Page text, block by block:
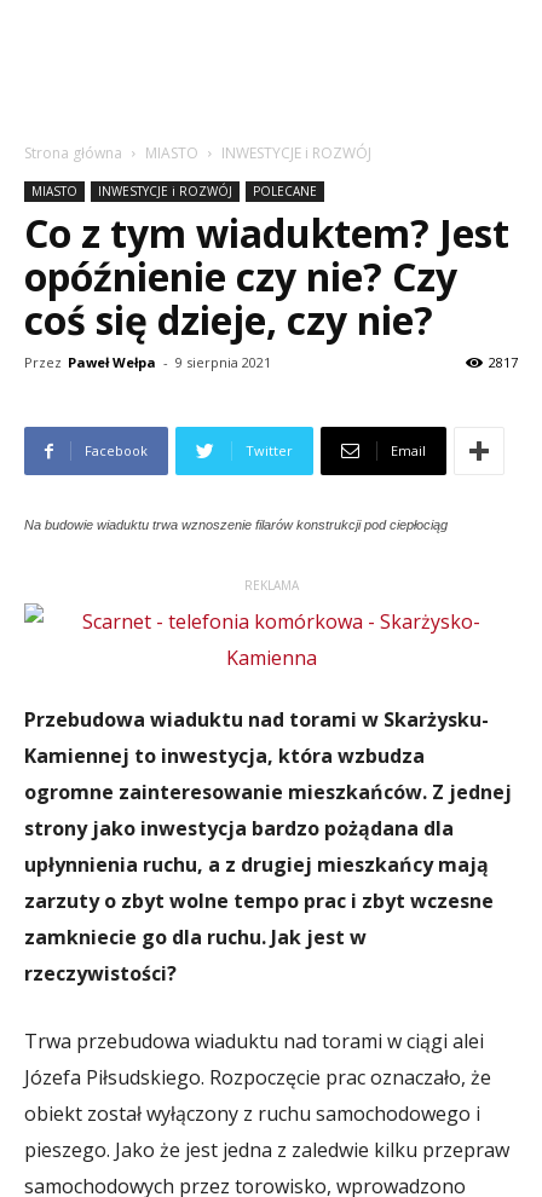
Strona główna MIASTO INWESTYCJE i ROZWÓJ
MIASTO INWESTYCJE i ROZWÓJ POLECANE
Co z tym wiaduktem? Jest
opóźnienie czy nie? Czy
coś się dzieje, czy nie?
Przez Paweł Wełpa - 9 sierpnia 2021 2817
Facebook Twitter Email
Na budowie wiaduktu trwa wznoszenie filarów konstrukcji pod ciepłociąg
REKLAMA
Przebudowa wiaduktu nad torami w Skarżysku-
Kamiennej to inwestycja, która wzbudza
ogromne zainteresowanie mieszkańców. Z jednej
strony jako inwestycja bardzo pożądana dla
upłynnienia ruchu, a z drugiej mieszkańcy mają
zarzuty o zbyt wolne tempo prac i zbyt wczesne
zamkniecie go dla ruchu. Jak jest w
rzeczywistości?
Trwa przebudowa wiaduktu nad torami w ciągi alei
Józefa Piłsudskiego. Rozpoczęcie prac oznaczało, że
obiekt został wyłączony z ruchu samochodowego i
pieszego. Jako że jest jedna z zaledwie kilku przepraw
samochodowych przez torowisko, wprowadzono